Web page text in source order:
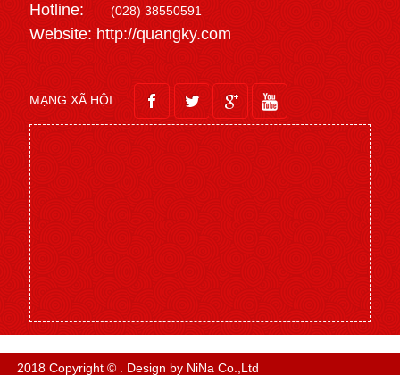
Hotline:(028) 38550591
Website: http://quangky.com
MẠNG XÃ HỘI
2018 Copyright © . Design by NiNa Co.,Ltd